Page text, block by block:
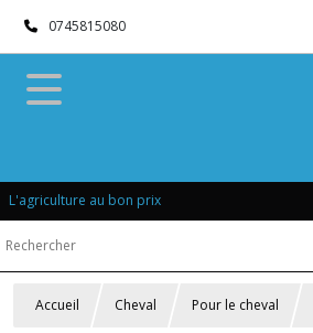
0745815080
L'agriculture au bon prix
Accueil Cheval Pour le cheval